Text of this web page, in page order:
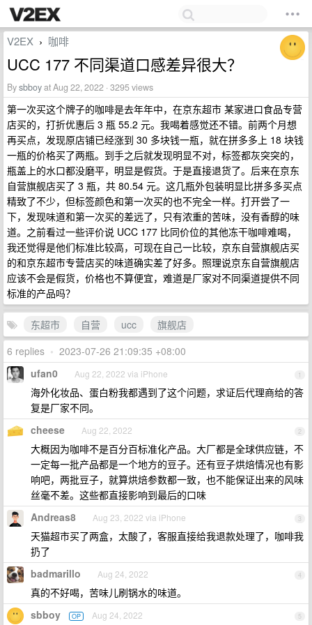
V2EX › 咖啡
UCC 177 不同渠道口感差异很大？
Bysbboyat Aug 22, 2022 · 3295 views
第一次买这个牌子的咖啡是去年年中，在京东超市 某家进口食品专营
店买的，打折优惠后 3 瓶 55.2 元。我喝着感觉还不错。前两个月想
再买点，发现原店铺已经涨到 30 多块钱一瓶，就在拼多多上 18 块钱
一瓶的价格买了两瓶。到手之后就发现明显不对，标签都灰突突的，
瓶盖上的水口都没磨平，明显是假货。于是直接退货了。后来在京东
自营旗舰店买了 3 瓶，共 80.54 元。这几瓶外包装明显比拼多多买点
精致了不少，但标签颜色和第一次买的也不完全一样。打开尝了一
下，发现味道和第一次买的差远了，只有浓重的苦味，没有香醇的味
道。之前看过一些评价说 UCC 177 比同价位的其他冻干咖啡难喝，
我还觉得是他们标准比较高，可现在自己一比较，京东自营旗舰店买
的和京东超市专营店买的味道确实差了好多。照理说京东自营旗舰店
应该不会是假货，价格也不算便宜，难道是厂家对不同渠道提供不同
标准的产品吗？
东超市 自营 ucc
旗舰店
6 replies • 2023-07-26 21:09:35 +08:00
1
ufan0 Aug 22, 2022 via iPhone
海外化妆品、蛋白粉我都遇到了这个问题，求证后代理商给的答
复是厂家不同。
2
cheese Aug 22, 2022
大概因为咖啡不是百分百标准化产品。大厂都是全球供应链，不
一定每一批产品都是一个地方的豆子。还有豆子烘焙情况也有影
响吧，两批豆子，就算烘焙参数都一致，也不能保证出来的风味
丝毫不差。这些都直接影响到最后的口味
3
Andreas8 Aug 23, 2022 via iPhone
天猫超市买了两盒，太酸了，客服直接给我退款处理了，咖啡我
扔了
4
badmarillo Aug 24, 2022
真的不好喝，苦味儿刷锅水的味道。
5
sbboy OP Aug 24, 2022